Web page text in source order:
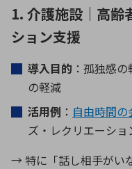
1. 介護施設｜高齢
ション支援
導入目的 ：孤独感
の軽減
活用例 ： 自由時間
ズ・レクリエーシ
→ 特に「話し相手がい